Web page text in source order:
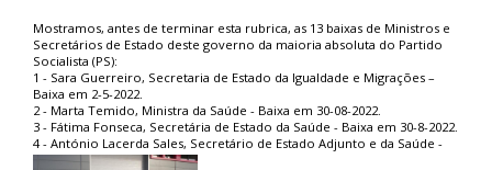
que, desse modo, pode dispensar a existência de serviço nacional de
saúde.
Também o regime alimentar muito frugal, pobre em hidratos de
carbono, proteínas, gorduras e açúcares, com consumo de carnes
vermelhas zero, é um exemplo para o mundo. Daí que seja seguido de
perto pela comunidade científica, nomeadamente pela Universidade
de Coimbra que, numa atitude pioneira e esclarecida decretou a
proibição do consumo de carne de bovino nas cantinas estudantis.
Há, no entanto, um “mas” que perturbará os nossos amigos do PAN. Os
Mostramos, antes de terminar esta rubrica, as 13 baixas de Ministros e
Secretários de Estado deste governo da maioria absoluta do Partido
Socialista (PS):
1 - Sara Guerreiro, Secretaria de Estado da Igualdade e Migrações –
Baixa em 2-5-2022.
2 - Marta Temido, Ministra da Saúde - Baixa em 30-08-2022.
3 - Fátima Fonseca, Secretária de Estado da Saúde - Baixa em 30-8-2022.
4 - António Lacerda Sales, Secretário de Estado Adjunto e da Saúde -
Baixa em 30-8-2022.